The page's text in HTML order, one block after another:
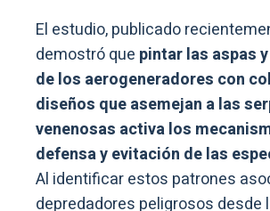
El estudio, publicado
demostró que pintar las aspas
de los aerogeneradores con
diseños que asemejan a las
venenosas activa los
defensa y evitación de las
Al identificar estos patrones
depredadores peligrosos desde